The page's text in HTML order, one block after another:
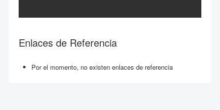
Enlaces de Referencia
Por el momento, no existen enlaces de referencia